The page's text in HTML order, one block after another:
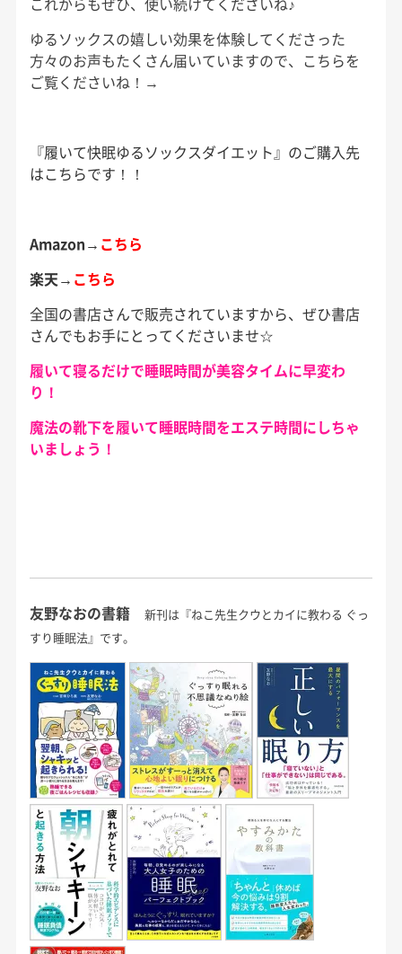
ゆるソックスの嬉しい効果を体験してくださった
方々のお声もたくさん届いていますので、こちらを
ご覧くださいね！→
『履いて快眠ゆるソックスダイエット』のご購入先
はこちらです！！
Amazon→ こちら
楽天→ こちら
全国の書店さんで販売されていますから、ぜひ書店
さんでもお手にとってくださいませ☆
履いて寝るだけで睡眠時間が美容タイムに早変わ
り！
魔法の靴下を履いて睡眠時間をエステ時間にしちゃ
いましょう！
友野なおの書籍
新刊は『ねこ先生クウとカイに教わる ぐっ
すり睡眠法』です。